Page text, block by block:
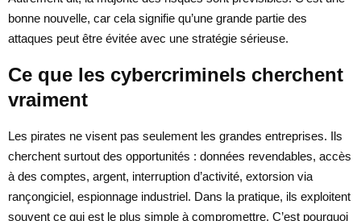
bonne nouvelle, car cela signifie qu’une grande partie des
attaques peut être évitée avec une stratégie sérieuse.
Ce que les cybercriminels cherchent
vraiment
Les pirates ne visent pas seulement les grandes entreprises. Ils
cherchent surtout des opportunités : données revendables, accès
à des comptes, argent, interruption d’activité, extorsion via
rançongiciel, espionnage industriel. Dans la pratique, ils exploitent
souvent ce qui est le plus simple à compromettre. C’est pourquoi